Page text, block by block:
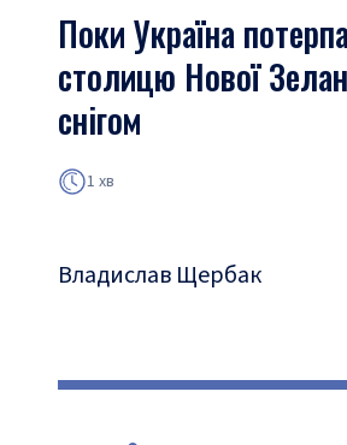
Поки Україна
столицю Нової
снігом
1 хв
Владислав Щербак